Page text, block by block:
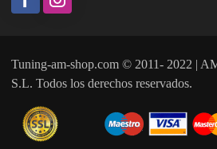
Tuning-am-shop.com © 2011- 2022 |
S.L. Todos los derechos reservados.